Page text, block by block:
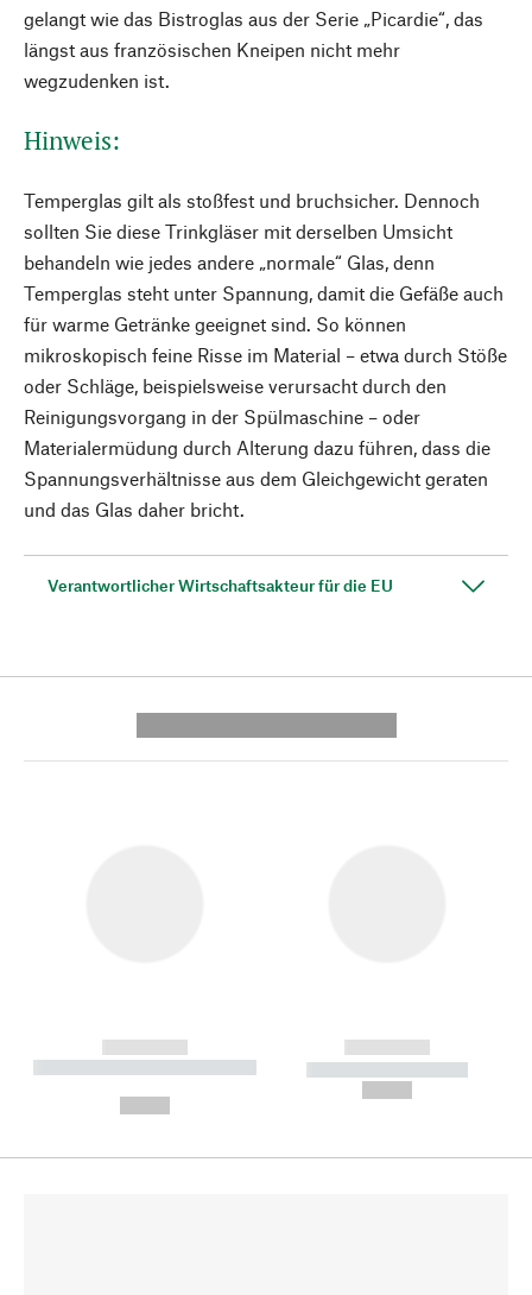
gelangt wie das Bistroglas aus der Serie „Picardie“, das
längst aus französischen Kneipen nicht mehr
wegzudenken ist.
Hinweis:
Temperglas gilt als stoßfest und bruchsicher. Dennoch
sollten Sie diese Trinkgläser mit derselben Umsicht
behandeln wie jedes andere „normale“ Glas, denn
Temperglas steht unter Spannung, damit die Gefäße auch
für warme Getränke geeignet sind. So können
mikroskopisch feine Risse im Material – etwa durch Stöße
oder Schläge, beispielsweise verursacht durch den
Reinigungsvorgang in der Spülmaschine – oder
Materialermüdung durch Alterung dazu führen, dass die
Spannungsverhältnisse aus dem Gleichgewicht geraten
und das Glas daher bricht.
Verantwortlicher Wirtschaftsakteur für die EU
------------
----------- ----------- --------
------------
----------- -----------